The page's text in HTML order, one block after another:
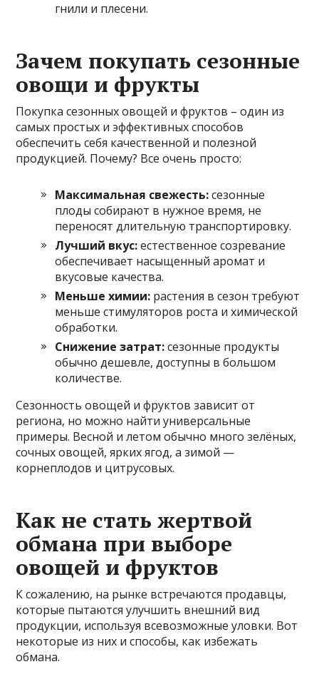
гнили и плесени.
Зачем покупать сезонные
овощи и фрукты
Покупка сезонных овощей и фруктов – один из
самых простых и эффективных способов
обеспечить себя качественной и полезной
продукцией. Почему? Все очень просто:
Максимальная свежесть:сезонные
плоды собирают в нужное время, не
переносят длительную транспортировку.
Лучший вкус:естественное созревание
обеспечивает насыщенный аромат и
вкусовые качества.
Меньше химии: растения в сезон требуют
меньше стимуляторов роста и химической
обработки.
Снижение затрат:сезонные продукты
обычно дешевле, доступны в большом
количестве.
Сезонность овощей и фруктов зависит от
региона, но можно найти универсальные
примеры. Весной и летом обычно много зелёных,
сочных овощей, ярких ягод, а зимой —
корнеплодов и цитрусовых.
Как не стать жертвой
обмана при выборе
овощей и фруктов
К сожалению, на рынке встречаются продавцы,
которые пытаются улучшить внешний вид
продукции, используя всевозможные уловки. Вот
некоторые из них и способы, как избежать
обмана.